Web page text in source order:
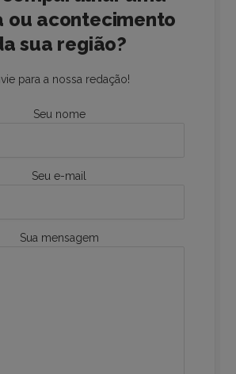
ou acontecimento
sua região?
para a nossa redação!
Seu nome
Seu e-mail
Sua mensagem